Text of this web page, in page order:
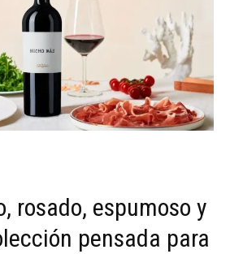
rosado, espumoso y
pensada para